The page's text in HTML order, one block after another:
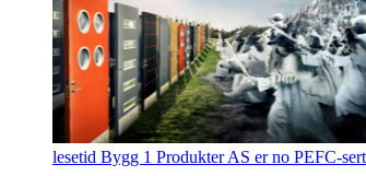
lesetid Bygg 1 Produkter AS er no PEFC-